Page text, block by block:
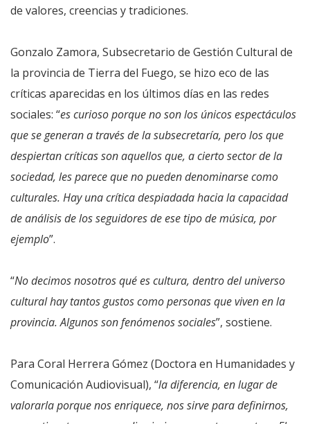
de valores, creencias y tradiciones.
Gonzalo Zamora, Subsecretario de Gestión Cultural de
la provincia de Tierra del Fuego, se hizo eco de las
críticas aparecidas en los últimos días en las redes
sociales: “es curioso porque no son los únicos espectáculos
que se generan a través de la subsecretaría, pero los que
despiertan críticas son aquellos que, a cierto sector de la
sociedad, les parece que no pueden denominarse como
culturales. Hay una crítica despiadada hacia la capacidad
de análisis de los seguidores de ese tipo de música, por
ejemplo”.
“No decimos nosotros qué es cultura, dentro del universo
cultural hay tantos gustos como personas que viven en la
provincia. Algunos son fenómenos sociales”, sostiene.
Para Coral Herrera Gómez (Doctora en Humanidades y
Comunicación Audiovisual), “la diferencia, en lugar de
valorarla porque nos enriquece, nos sirve para definirnos,